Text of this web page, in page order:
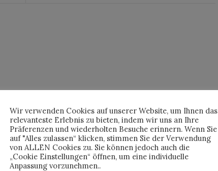
Wir verwenden Cookies auf unserer Website, um Ihnen das
relevanteste Erlebnis zu bieten, indem wir uns an Ihre
Präferenzen und wiederholten Besuche erinnern. Wenn Sie
auf "Alles zulassen“ klicken, stimmen Sie der Verwendung
von ALLEN Cookies zu. Sie können jedoch auch die
„Cookie Einstellungen“ öffnen, um eine individuelle
Anpassung vorzunehmen..